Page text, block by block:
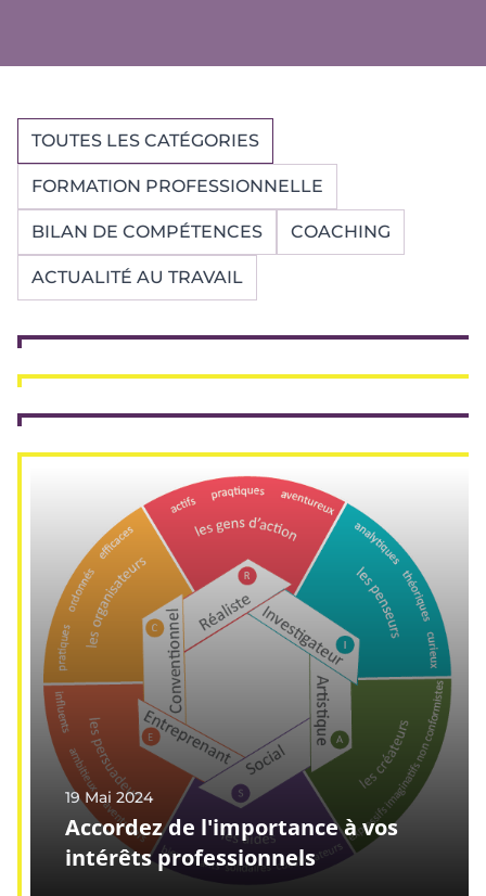
TOUTES LES CATÉGORIES
FORMATION PROFESSIONNELLE
BILAN DE COMPÉTENCES COACHING
ACTUALITÉ AU TRAVAIL
19 Mai 2024
Accordez de l'importance à vos
intérêts professionnels